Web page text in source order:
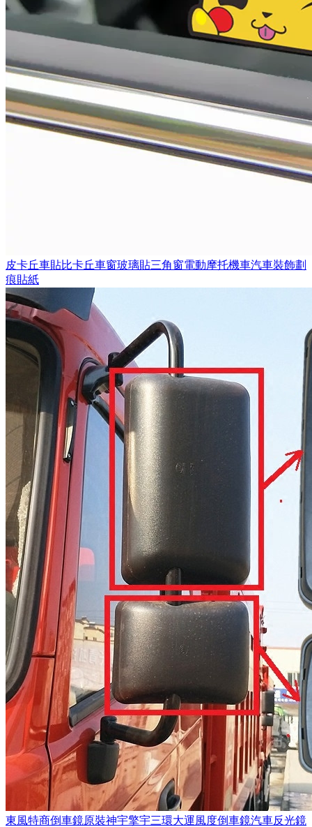
皮卡丘車貼比卡丘車窗玻璃貼三角窗電動摩托機車汽車裝飾劃
痕貼紙
東風特商倒車鏡原裝神宇擎宇三環大運風度倒車鏡汽車反光鏡